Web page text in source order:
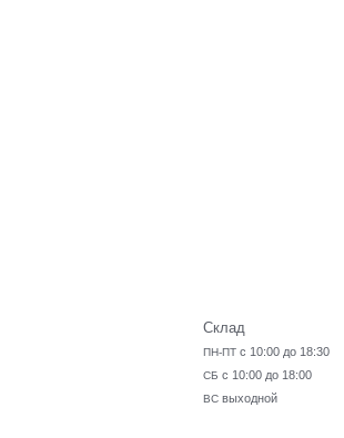
Склад
ПН-ПТ с 10:00 до 18:30
СБ с 10:00 до 18:00
ВС выходной